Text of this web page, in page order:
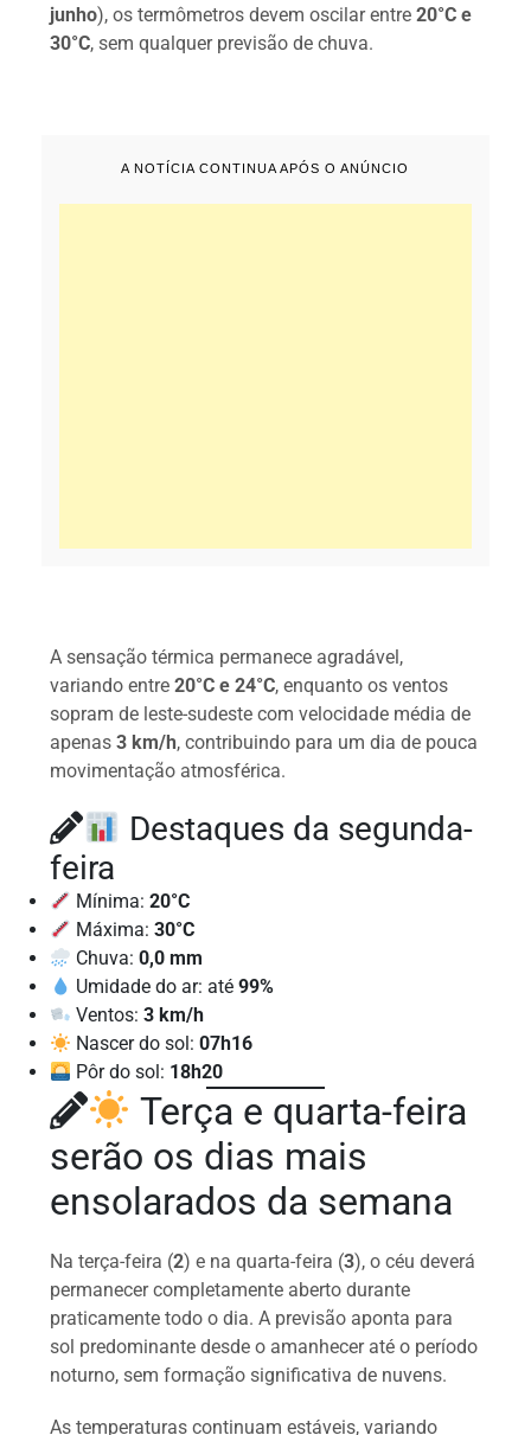
junho), os termômetros devem oscilar entre20°C e
30°C, sem qualquer previsão de chuva.
A NOTÍCIA CONTINUA APÓS O ANÚNCIO
A sensação térmica permanece agradável,
variando entre20°C e 24°C, enquanto os ventos
sopram de leste-sudeste com velocidade média de
apenas3 km/h, contribuindo para um dia de pouca
movimentação atmosférica.
Destaques da segunda-
feira
Mínima:20°C
Máxima:30°C
Chuva:0,0 mm
Umidade do ar: até99%
Ventos:3 km/h
Nascer do sol:07h16
Pôr do sol: 18h20
Terça e quarta-feira
serão os dias mais
ensolarados da semana
Na terça-feira (2) e na quarta-feira (3), o céu deverá
permanecer completamente aberto durante
praticamente todo o dia. A previsão aponta para
sol predominante desde o amanhecer até o período
noturno, sem formação significativa de nuvens.
As temperaturas continuam estáveis, variando